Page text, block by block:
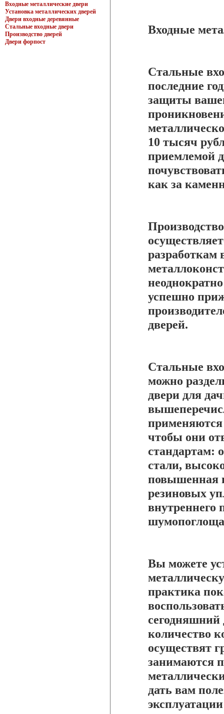
Входные металлические двери
Установка металлических дверей
Двери входные деревянные
Стальные входные двери
Производство дверей
Двери форпост
Входные
Стальные
последние
защиты
10 тысяч
приемлемой
как за
разработкам
успешно
дверей.
Стальные
можно
двери для
применяются
чтобы они
стандартам:
стали,
повышенная
резиновых
внутреннего
Вы можете
практика
сегодняшний
количество
осуществят
занимаются
дать вам